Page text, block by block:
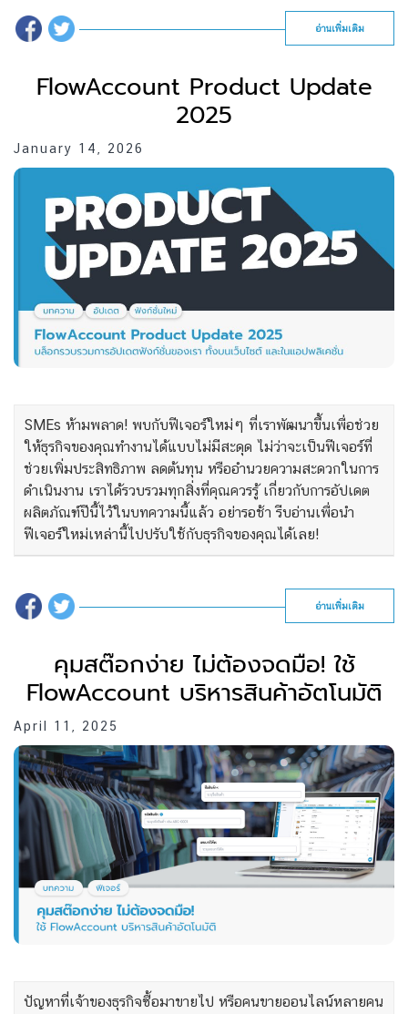
อ่านเพิ่มเติม
FlowAccount Product Update
2025
January 14, 2026
SMEs ห้ามพลาด! พบกับฟีเจอร์ใหม่ๆ ที่เราพัฒนาขึ้นเพื่อช่วย
ให้ธุรกิจของคุณทำงานได้แบบไม่มีสะดุด ไม่ว่าจะเป็นฟีเจอร์ที่
ช่วยเพิ่มประสิทธิภาพ ลดต้นทุน หรืออำนวยความสะดวกในการ
ดำเนินงาน เราได้รวบรวมทุกสิ่งที่คุณควรรู้ เกี่ยวกับการอัปเดต
ผลิตภัณฑ์ปีนี้ไว้ในบทความนี้แล้ว อย่ารอช้า รีบอ่านเพื่อนำ
ฟีเจอร์ใหม่เหล่านี้ไปปรับใช้กับธุรกิจของคุณได้เลย!
อ่านเพิ่มเติม
คุมสต๊อกง่าย ไม่ต้องจดมือ! ใช้
FlowAccount บริหารสินค้าอัตโนมัติ
April 11, 2025
ปัญหาที่เจ้าของธุรกิจซื้อมาขายไป หรือคนขายออนไลน์หลายคน